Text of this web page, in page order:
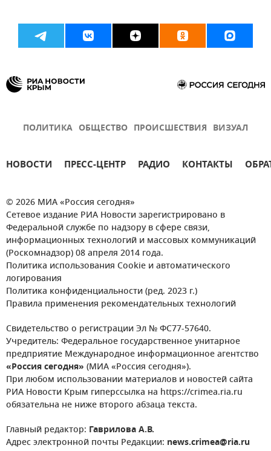
ПОЛИТИКА ОБЩЕСТВО ПРОИСШЕСТВИЯ ВИЗУАЛ
НОВОСТИ ПРЕСС-ЦЕНТР РАДИО КОНТАКТЫ
© 2026 МИА «Россия сегодня»
Сетевое издание РИА Новости зарегистрировано в
Федеральной службе по надзору в сфере связи,
информационных технологий и массовых коммуникаций
(Роскомнадзор) 08 апреля 2014 года.
Политика использования Cookie и автоматического
логирования
Политика конфиденциальности (ред. 2023 г.)
Правила применения рекомендательных технологий
Свидетельство о регистрации Эл № ФС77-57640.
Учредитель: Федеральное государственное унитарное
предприятие Международное информационное агентство
«Россия сегодня» (МИА «Россия сегодня»).
При любом использовании материалов и новостей сайта
РИА Новости Крым гиперссылка на https://crimea.ria.ru
обязательна не ниже второго абзаца текста.
Главный редактор: Гаврилова А.В.
Адрес электронной почты Редакции: news.crimea@ria.ru